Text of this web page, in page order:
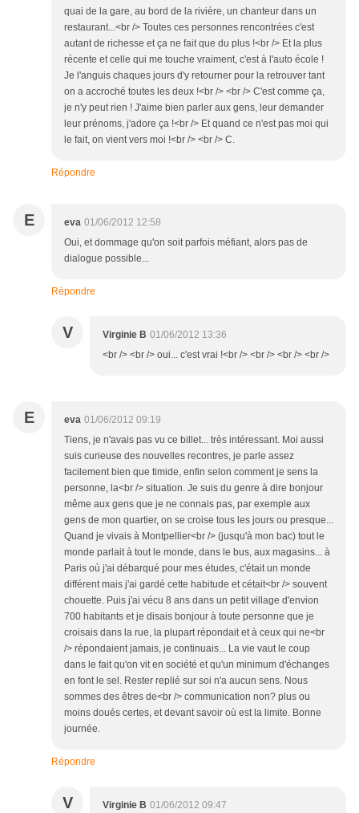
quai de la gare, au bord de la rivière, un chanteur dans un
restaurant...<br /> Toutes ces personnes rencontrées c'est
autant de richesse et ça ne fait que du plus !<br /> Et la plus
récente et celle qui me touche vraiment, c'est à l'auto école !
Je l'anguis chaques jours d'y retourner pour la retrouver tant
on a accroché toutes les deux !<br /> <br /> C'est comme ça,
je n'y peut rien ! J'aime bien parler aux gens, leur demander
leur prénoms, j'adore ça !<br /> Et quand ce n'est pas moi qui
le fait, on vient vers moi !<br /> <br /> C.
Répondre
E eva 01/06/2012 12:58
Oui, et dommage qu'on soit parfois méfiant, alors pas de
dialogue possible...
Répondre
V Virginie B 01/06/2012 13:36
<br /> <br /> oui... c'est vrai !<br /> <br /> <br /> <br />
E eva 01/06/2012 09:19
Tiens, je n'avais pas vu ce billet... très intéressant. Moi aussi
suis curieuse des nouvelles recontres, je parle assez
facilement bien que timide, enfin selon comment je sens la
personne, la<br /> situation. Je suis du genre à dire bonjour
même aux gens que je ne connais pas, par exemple aux
gens de mon quartier, on se croise tous les jours ou presque...
Quand je vivais à Montpellier<br /> (jusqu'à mon bac) tout le
monde parlait à tout le monde, dans le bus, aux magasins... à
Paris où j'ai débarqué pour mes études, c'était un monde
différent mais j'ai gardé cette habitude et cétait<br /> souvent
chouette. Puis j'ai vécu 8 ans dans un petit village d'envion
700 habitants et je disais bonjour à toute personne que je
croisais dans la rue, la plupart répondait et à ceux qui ne<br
/> répondaient jamais, je continuais... La vie vaut le coup
dans le fait qu'on vit en société et qu'un minimum d'échanges
en font le sel. Rester replié sur soi n'a aucun sens. Nous
sommes des êtres de<br /> communication non? plus ou
moins doués certes, et devant savoir où est la limite. Bonne
journée.
Répondre
V Virginie B 01/06/2012 09:47